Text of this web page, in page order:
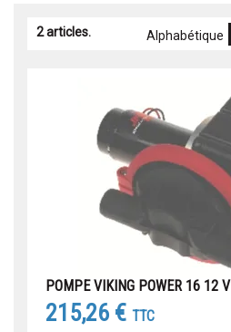
2 articles. Alphabétique
POMPE VIKING POWER 16 12 V
215,26 € TTC